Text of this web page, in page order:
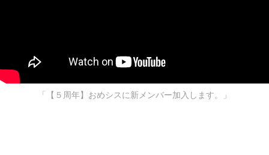
「【５周年】おめシスに新メンバー加入します。」